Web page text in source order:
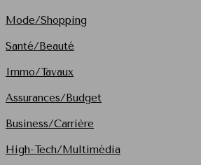
Mode/Shopping
Santé/Beauté
Immo/Tavaux
Assurances/Budget
Business/Carrière
High-Tech/Multimédia